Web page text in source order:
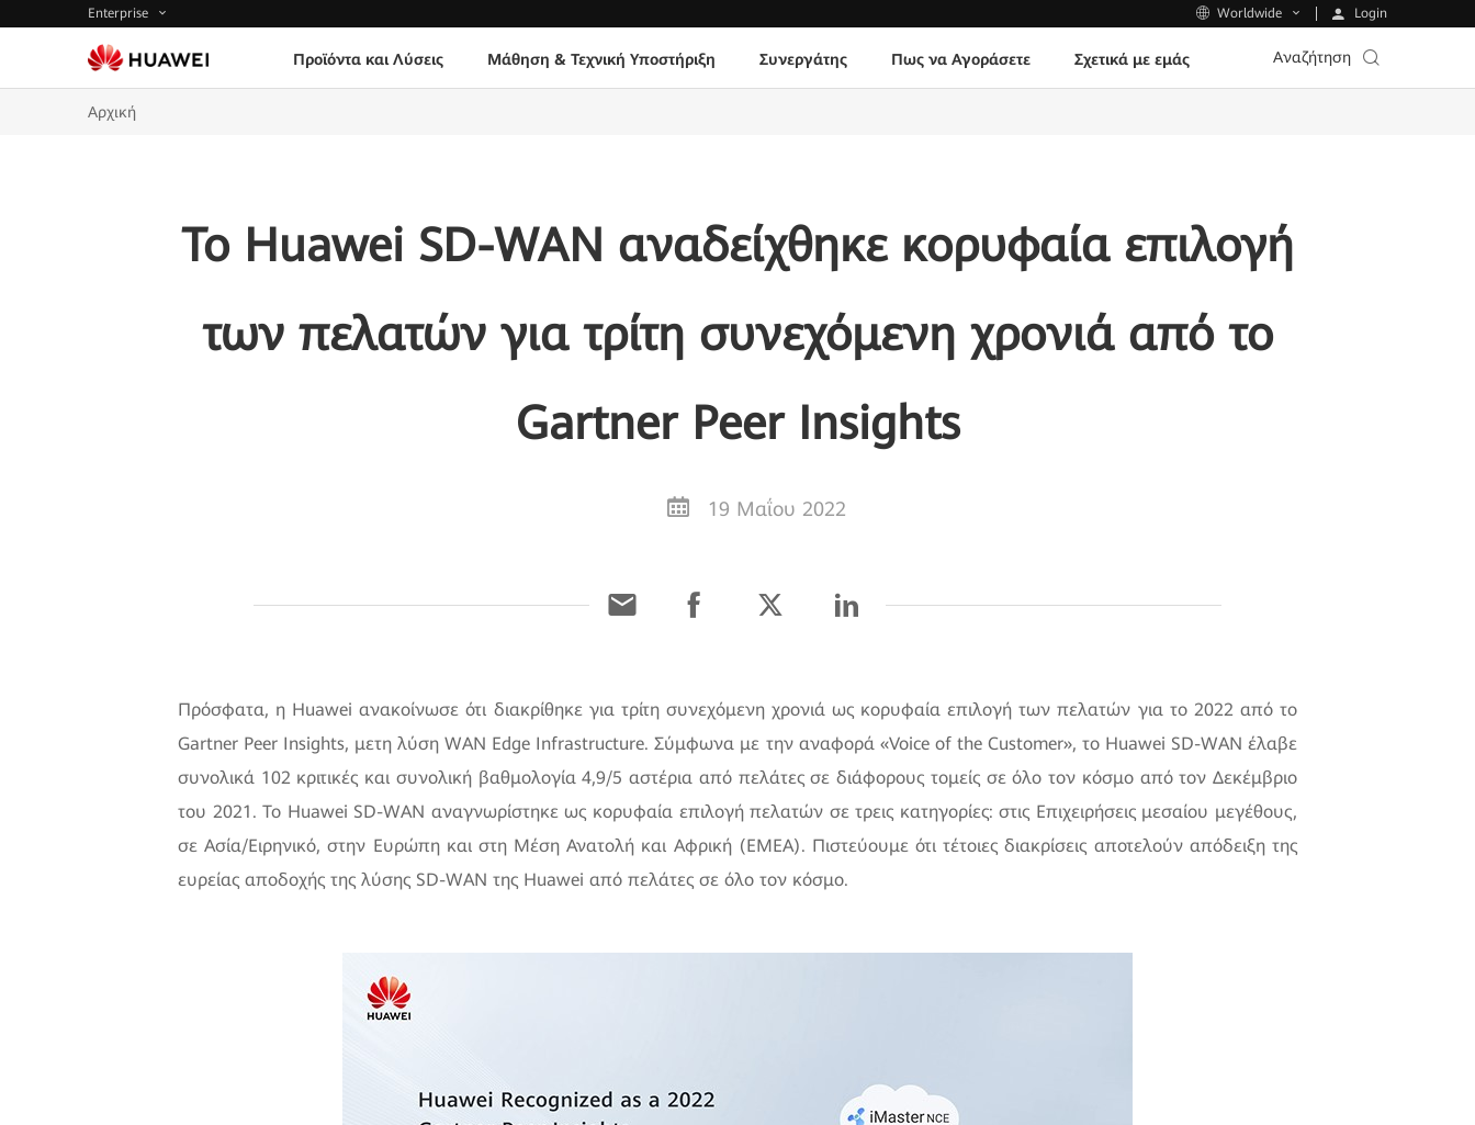
Enterprise Worldwide Login
Προϊόντα και Λύσεις Μάθηση & Τεχνική Υποστήριξη Συνεργάτης Πως να Αγοράσετε Σχετικά με εμάς Αναζήτηση
Αρχική
Το Huawei SD-WAN αναδείχθηκε κορυφαία επιλογή
των πελατών για τρίτη συνεχόμενη χρονιά από το
Gartner Peer Ιnsights
19 Μαΐου 2022
Πρόσφατα, η Huawei ανακοίνωσε ότι διακρίθηκε για τρίτη συνεχόμενη χρονιά ως κορυφαία επιλογή των πελατών για το 2022 από το
Gartner Peer Insights, μετη λύση WAN Edge Infrastructure. Σύμφωνα με την αναφορά «Voice of the Customer», το Huawei SD-WAN έλαβε
συνολικά 102 κριτικές και συνολική βαθμολογία 4,9/5 αστέρια από πελάτες σε διάφορους τομείς σε όλο τον κόσμο από τον Δεκέμβριο
του 2021. Το Huawei SD-WAN αναγνωρίστηκε ως κορυφαία επιλογή πελατών σε τρεις κατηγορίες: στις Επιχειρήσεις μεσαίου μεγέθους,
σε Ασία/Ειρηνικό, στην Ευρώπη και στη Μέση Ανατολή και Αφρική (EMEA). Πιστεύουμε ότι τέτοιες διακρίσεις αποτελούν απόδειξη της
ευρείας αποδοχής της λύσης SD-WAN της Huawei από πελάτες σε όλο τον κόσμο.